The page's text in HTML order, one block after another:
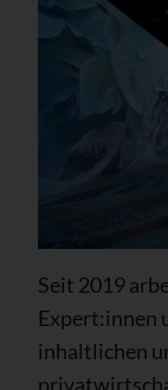
Seit 2019
Expert:innen
inhaltlichen